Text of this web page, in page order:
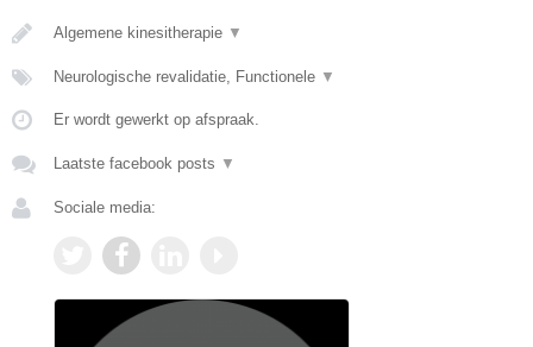
Algemene kinesitherapie ▼
Neurologische revalidatie, Functionele ▼
Er wordt gewerkt op afspraak.
Laatste facebook posts ▼
Sociale media: